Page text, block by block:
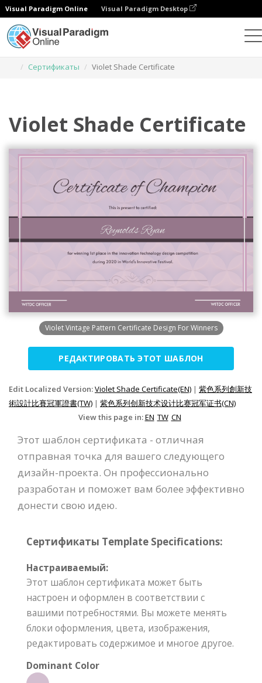
Visual Paradigm Online Visual Paradigm Desktop
Сертификаты
Violet Shade Certificate
Violet Shade Certificate
Violet Vintage Pattern Certificate Design For Winners
РЕДАКТИРОВАТЬ ЭТОТ ШАБЛОН
Edit Localized Version:Violet Shade Certificate(EN) | 紫色系列創新技
術設計比賽冠軍證書(TW) | 紫色系列创新技术设计比赛冠军证书(CN)
View this page in:EN TW CN
Этот шаблон сертификата - отличная
отправная точка для вашего следующего
дизайн-проекта. Он профессионально
разработан и поможет вам более эффективно
донести свою идею.
Сертификаты Template Specifications:
Настраиваемый:
Этот шаблон сертификата может быть
настроен и оформлен в соответствии с
вашими потребностями. Вы можете менять
блоки оформления, цвета, изображения,
редактировать содержимое и многое другое.
Dominant Color